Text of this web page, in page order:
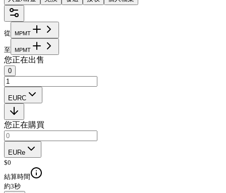
從 MPMT
至 MPMT
您正在出售
0
EURC
您正在購買
EURe
$0
結算時間
約3秒